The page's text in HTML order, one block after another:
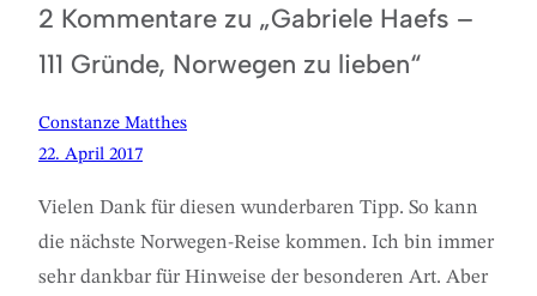
2 Kommentare zu „Gabriele Haefs –
111 Gründe, Norwegen zu lieben“
Constanze Matthes
22. April 2017
Vielen Dank für diesen wunderbaren Tipp. So kann
die nächste Norwegen-Reise kommen. Ich bin immer
sehr dankbar für Hinweise der besonderen Art. Aber